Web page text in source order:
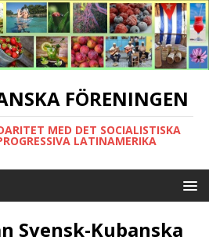
FÖRENINGEN
MED DET SOCIALISTISKA
LATINAMERIKA
Svensk-Kubanska